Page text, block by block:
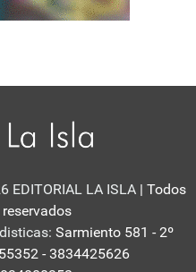
EDITORIAL LA ISLA | Todos
Sarmiento 581 - 2º
- 3834425626